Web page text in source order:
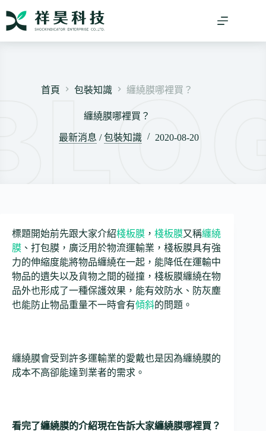
首頁
包裝知識 纏繞膜哪裡買？
纏繞膜哪裡買？
最新消息 /包裝知識 2020-08-20
標題開始前先跟大家介紹棧板膜 ， 棧板膜又稱纏繞
膜 、打包膜，廣泛用於物流運輸業，棧板膜具有強
力的伸縮度能將物品纏繞在一起，能降低在運輸中
物品的遺失以及貨物之間的碰撞，棧板膜纏繞在物
品外也形成了一種保護效果，能有效防水、防灰塵
也能防止物品重量不一時會有傾斜的問題。
纏繞膜會受到許多運輸業的愛戴也是因為纏繞膜的
成本不高卻能達到業者的需求。
看完了纏繞膜的介紹現在告訴大家纏繞膜哪裡買？